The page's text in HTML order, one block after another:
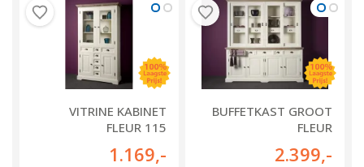
VITRINE KABINET
FLEUR 115
1.169,-
BUFFETKAST GROOT
FLEUR
2.399,-